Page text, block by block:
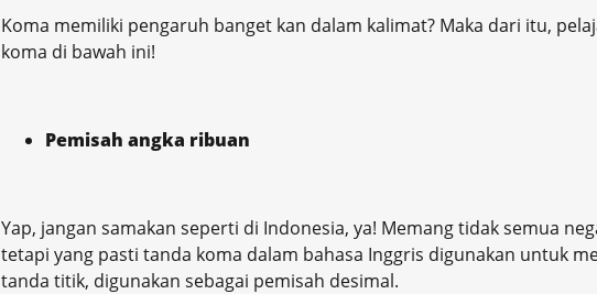
Koma memiliki pengaruh banget kan dalam kalimat? Maka dari itu,
koma di bawah ini!
Pemisah angka ribuan
Yap, jangan samakan seperti di Indonesia, ya! Memang tidak semua
tetapi yang pasti tanda koma dalam bahasa Inggris digunakan untuk
tanda titik, digunakan sebagai pemisah desimal.